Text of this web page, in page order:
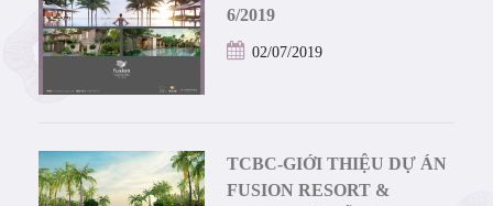
6/2019
02/07/2019
TCBC-GIỚI THIỆU DỰ ÁN
FUSION RESORT &